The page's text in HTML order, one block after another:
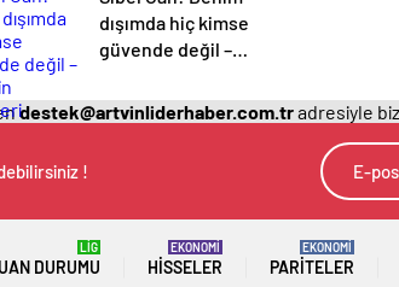
dışımda hiç kimse
güvende değil –
destek@artvinliderhaber.com.tradresiyle
!
DURUMU
LİG
HISSELER
EKONOMİ
PARITELER
EKONOMİ